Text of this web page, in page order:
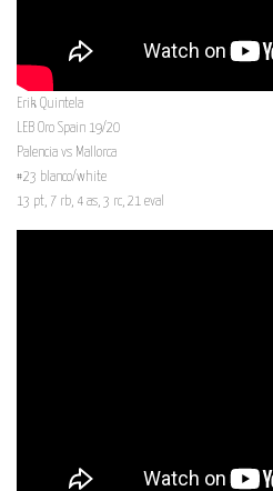
Erik Quintela
LEB Oro Spain 19/20
Palencia vs Mallorca
#23 blanco/white
13 pt, 7 rb, 4 as, 3 rc, 21 eval